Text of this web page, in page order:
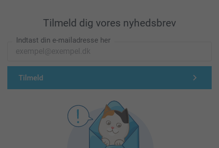
Tilmeld dig vores nyhedsbrev
Indtast din e-mailadresse her
Tilmeld